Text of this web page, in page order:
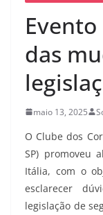
das
maio 13, 2025
O Clube dos
SP) promoveu
Itália, com o
esclarecer
legislação de